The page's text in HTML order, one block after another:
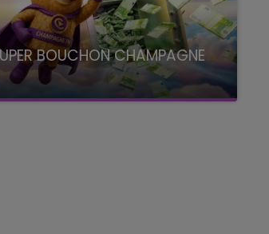
BOUCHON CHAMPAGNE
La Famille Champagne FM, à 8H10